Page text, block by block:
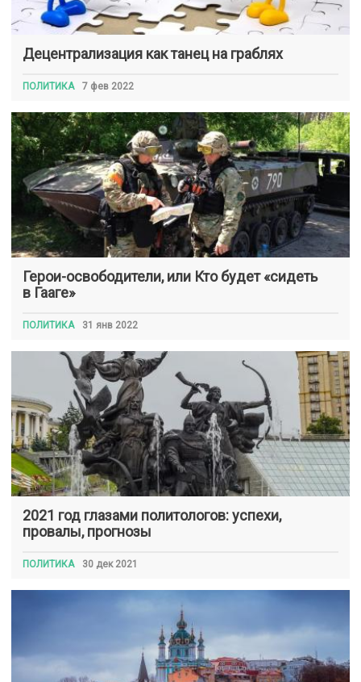
Децентрализация как танец на граблях
ПОЛИТИКА 7 фев 2022
Герои-освободители, или Кто будет «сидеть
в Гааге»
ПОЛИТИКА 31 янв 2022
2021 год глазами политологов: успехи,
провалы, прогнозы
ПОЛИТИКА 30 дек 2021